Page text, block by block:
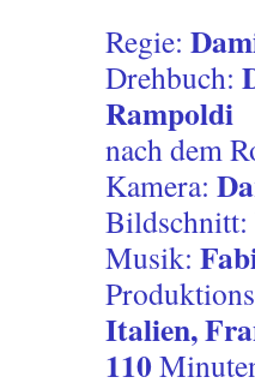
Regie:
Drehbuch:
Rampoldi
nach dem
Kamera:
Bildschnitt:
Musik:
Italien,
110